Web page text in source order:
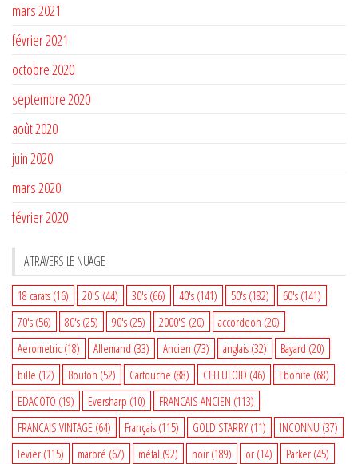
mars 2021
février 2021
octobre 2020
septembre 2020
août 2020
juin 2020
mars 2020
février 2020
A TRAVERS LE NUAGE
18 carats (16) 20'S (44) 30's (66) 40's (141) 50's (182) 60's (141)
70's (56) 80's (25) 90's (25) 2000'S (20) accordeon (20)
Aerometric (18) Allemand (33) Ancien (73) anglais (32) Bayard (20)
bille (12) Bouton (52) Cartouche (88) CELLULOID (46) Ebonite (68)
EDACOTO (19) Eversharp (10) FRANCAIS ANCIEN (113)
FRANCAIS VINTAGE (64) Français (115) GOLD STARRY (11) INCONNU (37)
levier (115) marbré (67) métal (92) noir (189) or (14) Parker (45)